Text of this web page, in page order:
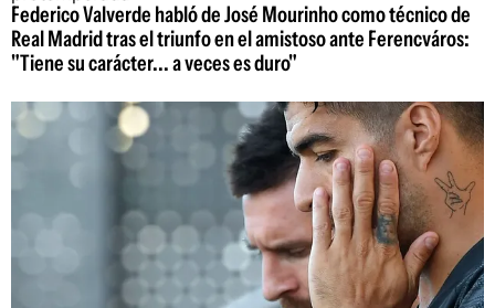
Federico Valverde habló de José Mourinho como técnico de
Real Madrid tras el triunfo en el amistoso ante Ferencváros:
"Tiene su carácter... a veces es duro"